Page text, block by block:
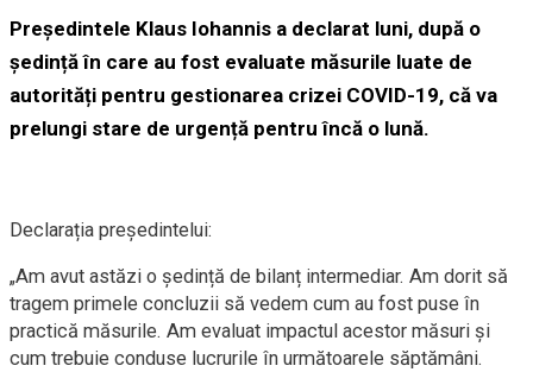
Președintele Klaus Iohannis a declarat luni, după o
ședință în care au fost evaluate măsurile luate de
autorități pentru gestionarea crizei COVID-19, că va
prelungi stare de urgență pentru încă o lună.
Declarația președintelui:
„Am avut astăzi o ședință de bilanț intermediar. Am dorit să
tragem primele concluzii să vedem cum au fost puse în
practică măsurile. Am evaluat impactul acestor măsuri și
cum trebuie conduse lucrurile în următoarele săptămâni.